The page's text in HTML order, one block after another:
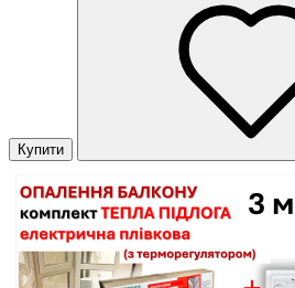
Купити